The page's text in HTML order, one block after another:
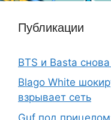
Публикации
BTS и Basta
Blago White
взрывает сеть
Guf под